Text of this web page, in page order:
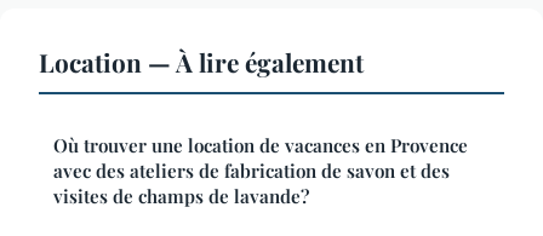
Location — À lire également
Où trouver une location de vacances en Provence
avec des ateliers de fabrication de savon et des
visites de champs de lavande?